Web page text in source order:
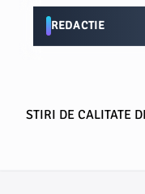
REDACTIE
STIRI DE CALITATE